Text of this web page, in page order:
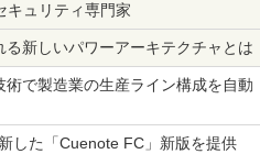
キュリティ専門家
新しいパワーアーキテクチャとは
術で製造業の生産ライン構成を自動
した「Cuenote FC」新版を提供